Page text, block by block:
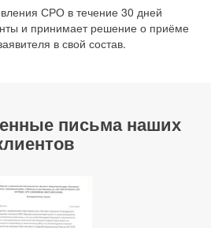
СРО в течение 30 дней
и принимает решение о приёме
в свой состав.
письма наших